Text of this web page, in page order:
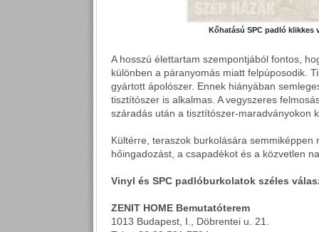
Kőhatású SPC padló klikkes
A hosszú élettartam szempontjából fontos,
különben a páranyomás miatt felpúposodik.
gyártott ápolószer. Ennek hiányában
tisztítószer is alkalmas. A vegyszeres
száradás után a tisztítószer-maradványokon
Kültérre, teraszok burkolására
hőingadozást, a csapadékot és a közvetlen
Vinyl és SPC padlóburkolatok széles
ZENIT HOME Bemutatóterem
1013 Budapest, I., Döbrentei u. 21.